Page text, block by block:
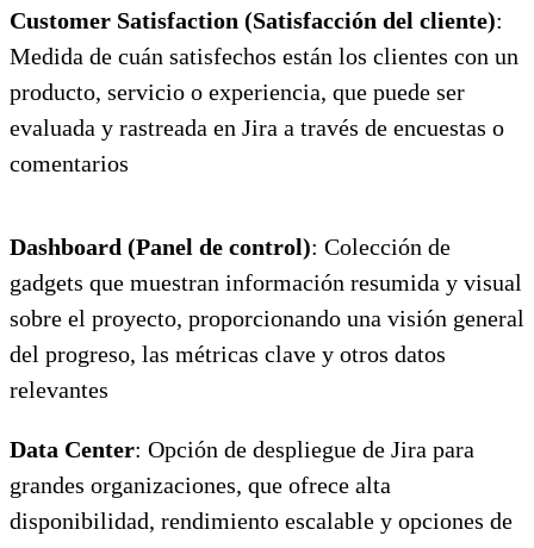
Customer Satisfaction (Satisfacción del cliente):
Medida de cuán satisfechos están los clientes con un
producto, servicio o experiencia, que puede ser
evaluada y rastreada en Jira a través de encuestas o
comentarios
Dashboard (Panel de control): Colección de
gadgets que muestran información resumida y visual
sobre el proyecto, proporcionando una visión general
del progreso, las métricas clave y otros datos
relevantes
Data Center: Opción de despliegue de Jira para
grandes organizaciones, que ofrece alta
disponibilidad, rendimiento escalable y opciones de